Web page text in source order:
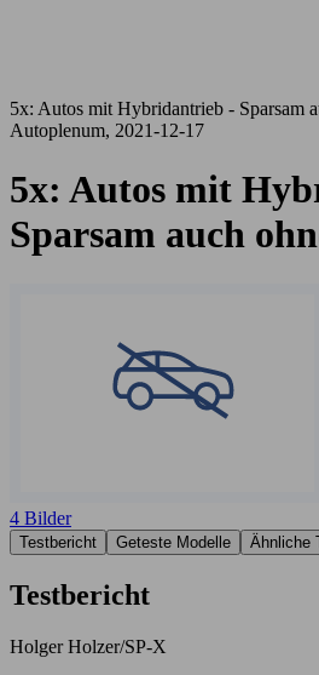
5x: Autos mit Hybridantrieb - Sparsam
Autoplenum, 2021-12-17
5x: Autos mit
Sparsam auch
4 Bilder
Testbericht Geteste Modelle Ähnliche
Testbericht
Holger Holzer/SP-X